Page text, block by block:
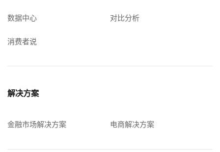
数据中心 对比分析
消费者说
解决方案
金融市场解决方案 电商解决方案